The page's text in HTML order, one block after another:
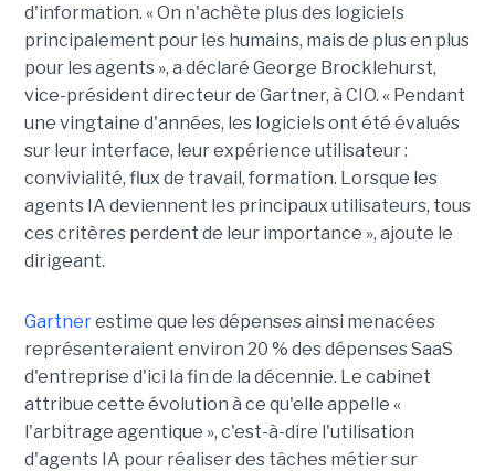
d'information. « On n'achète plus des logiciels
principalement pour les humains, mais de plus en plus
pour les agents », a déclaré George Brocklehurst,
vice-président directeur de Gartner, à CIO. « Pendant
une vingtaine d'années, les logiciels ont été évalués
sur leur interface, leur expérience utilisateur :
convivialité, flux de travail, formation. Lorsque les
agents IA deviennent les principaux utilisateurs, tous
ces critères perdent de leur importance », ajoute le
dirigeant.
Gartnerestime que les dépenses ainsi menacées
représenteraient environ 20 % des dépenses SaaS
d'entreprise d'ici la fin de la décennie. Le cabinet
attribue cette évolution à ce qu'elle appelle «
l'arbitrage agentique », c'est-à-dire l'utilisation
d'agents IA pour réaliser des tâches métier sur